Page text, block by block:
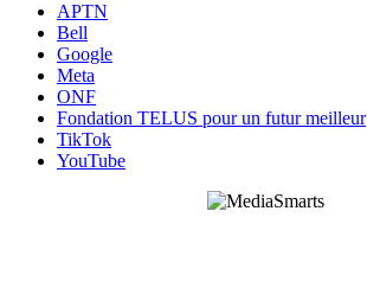
APTN
Bell
Google
Meta
ONF
Fondation TELUS pour un futur meilleur
TikTok
YouTube